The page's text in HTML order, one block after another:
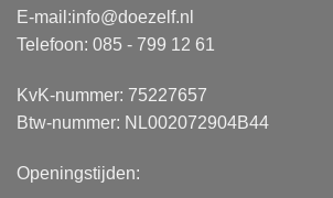
E-mail:info@doezelf.nl
Telefoon: 085 - 799 12 61
KvK-nummer: 75227657
Btw-nummer: NL002072904B44
Openingstijden: